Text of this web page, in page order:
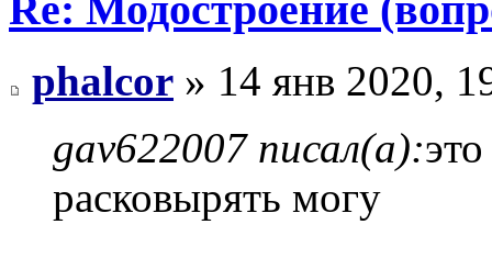
phalcor » 14 янв 2020,
gav622007 писал(а):
расковырять могу